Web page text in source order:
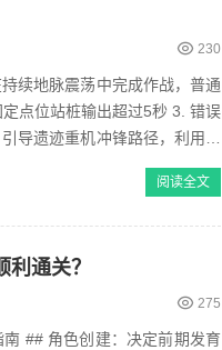
230
续地脉震荡中完成作战，普通
点位站桩输出超过5秒 3. 错误
导遗迹重机冲锋路径，利用其
阅读全文
通关？
275
## 角色创建：决定前期发育